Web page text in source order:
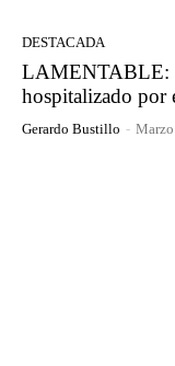
DESTACADA
LAMENTABLE:
hospitalizado por
Gerardo Bustillo -